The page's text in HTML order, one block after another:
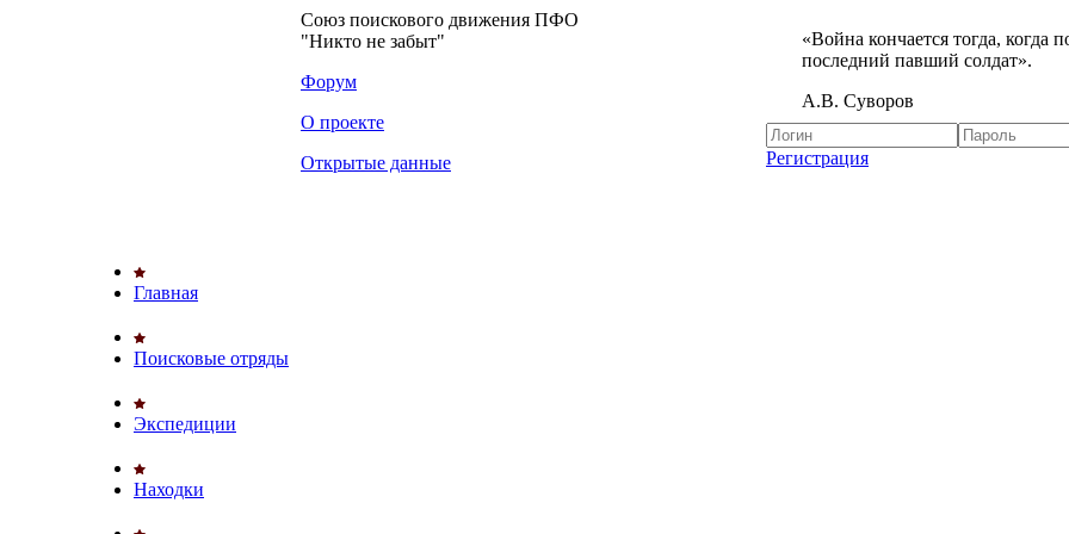
Союз поискового движения ПФО
"Никто не забыт"
Форум
О проекте
Открытые данные
«Война кончается тогда, когда
последний павший солдат».
А.В. Суворов
Регистрация
Главная
Поисковые отряды
Экспедиции
Находки